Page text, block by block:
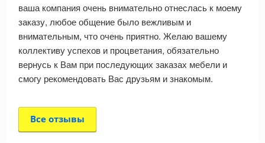
ваша компания очень внимательно отнеслась к моему
заказу, любое общение было вежливым и
внимательным, что очень приятно. Желаю вашему
коллективу успехов и процветания, обязательно
вернусь к Вам при последующих заказах мебели и
смогу рекомендовать Вас друзьям и знакомым.
Все отзывы